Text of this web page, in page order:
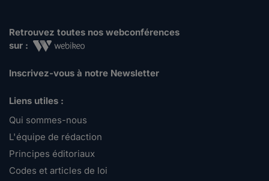
Retrouvez toutes nos webconférences
sur :
Inscrivez-vous à notre Newsletter
Liens utiles :
Qui sommes-nous
L'équipe de rédaction
Principes éditoriaux
Codes et articles de loi